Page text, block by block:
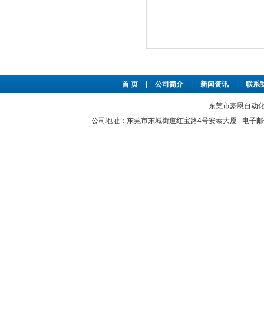
首 页 | 公司简介 | 新闻资讯 | 联系
东莞市豪恩自动
公司地址：东莞市东城街道红宝路4号安泰大厦 电子